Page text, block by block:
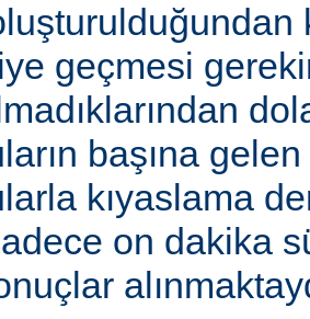
geçmesi
başına
kıyaslama
on dakika